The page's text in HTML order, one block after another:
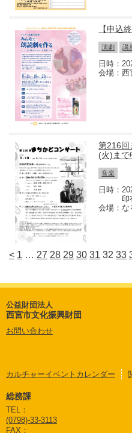
【申込
演劇 講
西
第216回
(火)まで
音楽
印
な
< 1 … 27 28 29 30 31 32 33
公益財団法人
西宮市文化振興財団
お問い合わせ
カルチャーイベントカレンダー
総務課
TEL：
(0798)-33-3113
FAX：